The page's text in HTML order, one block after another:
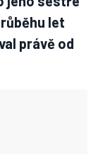
let
právě od